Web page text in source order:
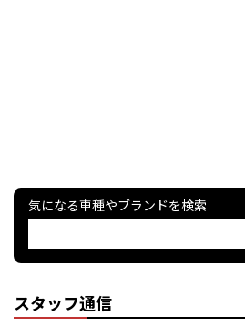
気になる車種やブランドを検索
スタッフ通信